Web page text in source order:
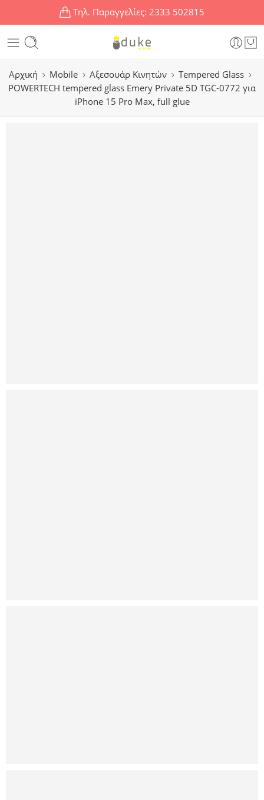
Τηλ. Παραγγελίες: 2333 502815
Αρχική Mobile Αξεσουάρ Κινητών
Tempered Glass
POWERTECH tempered glass Emery Private 5D TGC-0772 για
iPhone 15 Pro Max, full glue